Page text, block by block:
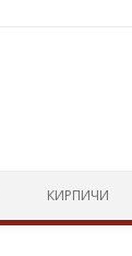
КИРПИЧИ